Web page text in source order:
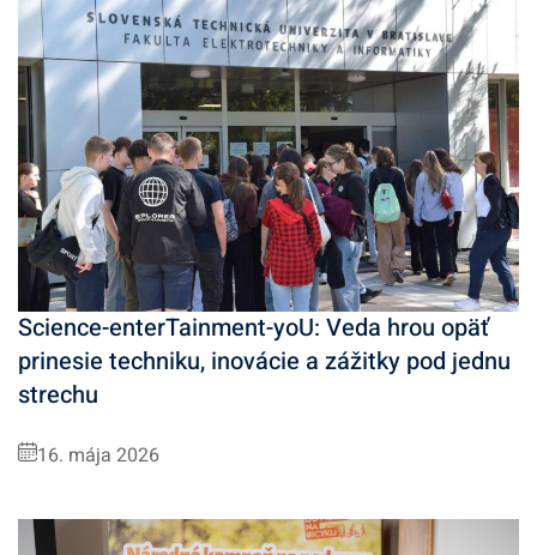
Science-enterTainment-yoU: Veda hrou opäť
prinesie techniku, inovácie a zážitky pod jednu
strechu
16. mája 2026